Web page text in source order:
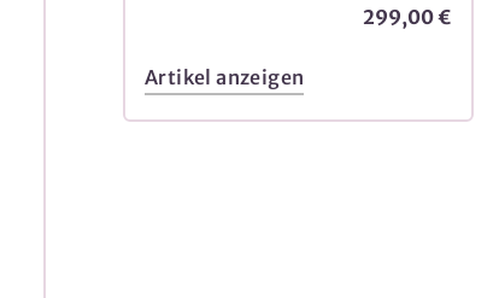
299,00 €
Artikel anzeigen